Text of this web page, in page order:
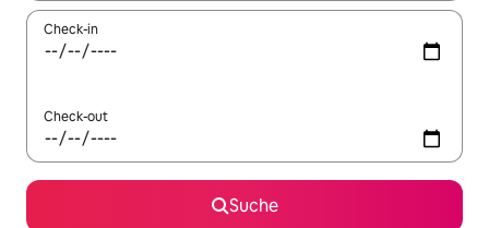
Check-in
Check-out
Suche